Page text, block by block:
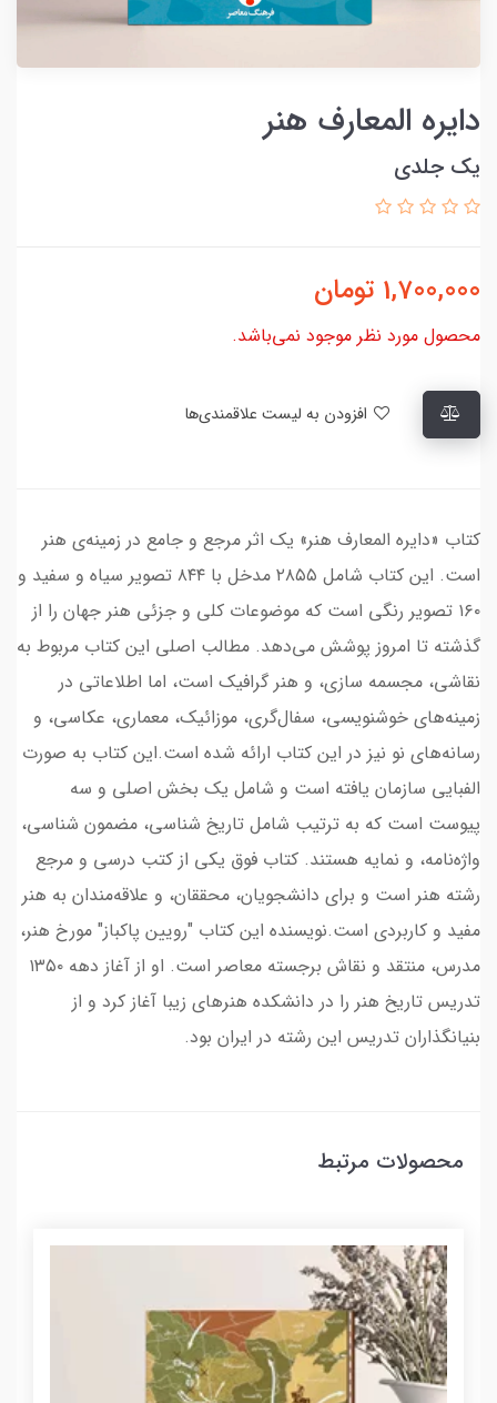
دایره المعارف هنر
یک جلدی
1,700,000 تومان
محصول مورد نظر موجود نمی‌باشد.
کتاب «دایره المعارف هنر» یک اثر مرجع و جامع در زمینه‌ی هنر
است. این کتاب شامل ۲۸۵۵ مدخل با ۸۴۴ تصویر سیاه و سفید و
۱۶۰ تصویر رنگی است که موضوعات کلی و جزئی هنر جهان را از
گذشته تا امروز پوشش می‌دهد. مطالب اصلی این کتاب مربوط به
نقاشی، مجسمه سازی، و هنر گرافیک است، اما اطلاعاتی در
زمینه‌های خوشنویسی، سفال‌گری، موزائیک، معماری، عکاسی، و
رسانه‌های نو نیز در این کتاب ارائه شده است.این کتاب به صورت
الفبایی سازمان یافته است و شامل یک بخش اصلی و سه
پیوست است که به ترتیب شامل تاریخ شناسی، مضمون شناسی،
واژه‌نامه، و نمایه هستند. کتاب فوق یکی از کتب درسی و مرجع
رشته هنر است و برای دانشجویان، محققان، و علاقه‌مندان به هنر
مفید و کاربردی است.نویسنده این کتاب "رویین پاکباز" مورخ هنر،
مدرس، منتقد و نقاش برجسته معاصر است. او از آغاز دهه ۱۳۵۰
تدریس تاریخ هنر را در دانشکده هنرهای زیبا آغاز کرد و از
بنیانگذاران تدریس این رشته در ایران بود.
محصولات مرتبط